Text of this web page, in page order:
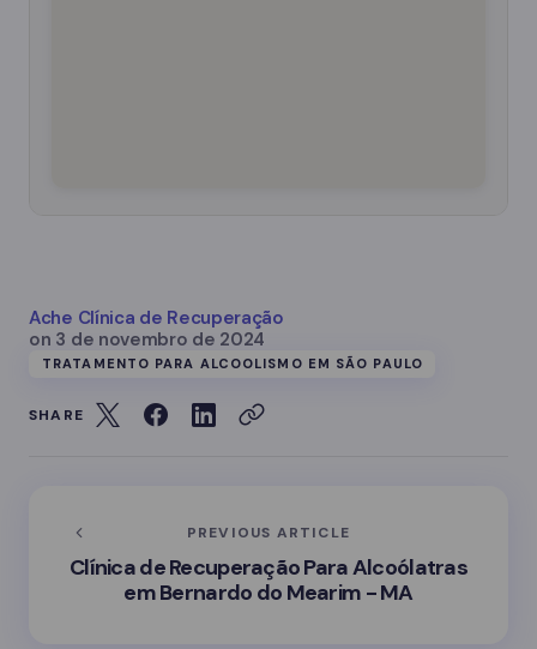
Ache Clínica de Recuperação
on 3 de novembro de 2024
TRATAMENTO PARA ALCOOLISMO EM SÃO PAULO
SHARE
PREVIOUS ARTICLE
Clínica de Recuperação Para Alcoólatras
em Bernardo do Mearim - MA